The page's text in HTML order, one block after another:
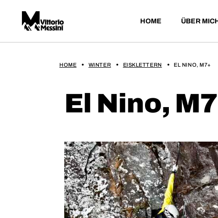
HOME ÜBER
HOME WINTER EISKLETTERN EL NINO, M7+
El Nino,